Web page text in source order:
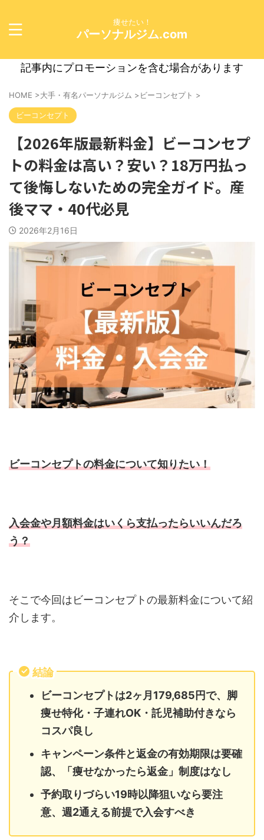
痩せたい！
パーソナルジム.com
記事内にプロモーションを含む場合があります
HOME >大手・有名パーソナルジム >ビーコンセプト >
ビーコンセプト
【2026年版最新料金】ビーコンセプ
トの料金は高い？安い？18万円払っ
て後悔しないための完全ガイド。産
後ママ・40代必見
2026年2月16日
ビーコンセプトの料金について知りたい！
入会金や月額料金はいくら支払ったらいいんだろ
う？
そこで今回はビーコンセプトの最新料金について紹
介します。
結論
ビーコンセプトは2ヶ月179,685円で、脚
痩せ特化・子連れOK・託児補助付きなら
コスパ良し
キャンペーン条件と返金の有効期限は要確
認、「痩せなかったら返金」制度はなし
予約取りづらい19時以降狙いなら要注
意、週2通える前提で入会すべき